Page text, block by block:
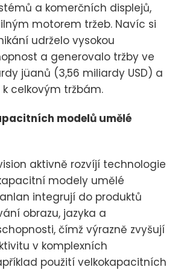
a komerčních displejů,
motorem tržeb. Navíc si
udrželo vysokou
a generovalo tržby ve
jüanů (3,56 miliardy USD) a
k celkovým tržbám.
modelů umělé
aktivně rozvíjí technologie
modely umělé
integrují do produktů
obrazu, jazyka a
čímž výrazně zvyšují
v komplexních
použití velkokapacitních